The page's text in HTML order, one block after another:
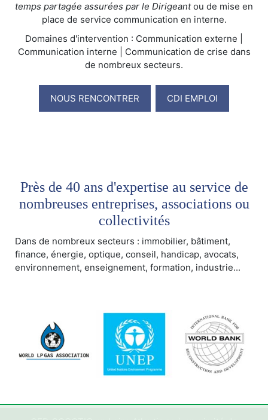
temps partagée assurées par le Dirigeantou de mise en
place de service communication en interne.
Domaines d'intervention : Communication externe |
Communication interne | Communication de crise dans
de nombreux secteurs.
NOUS RENCONTRER CDI EMPLOI
Près de 40 ans d'expertise au service de
nombreuses entreprises, associations ou
collectivités
Dans de nombreux secteurs : immobilier, bâtiment,
finance, énergie, optique, conseil, handicap, avocats,
environnement, enseignement, formation, industrie...